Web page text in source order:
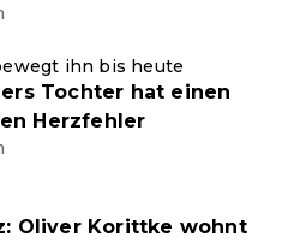
ihn bis heute
Tochter hat einen
Herzfehler
Oliver Korittke wohnt